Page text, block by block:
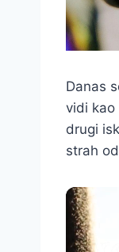
Danas
vidi kao
drugi
strah